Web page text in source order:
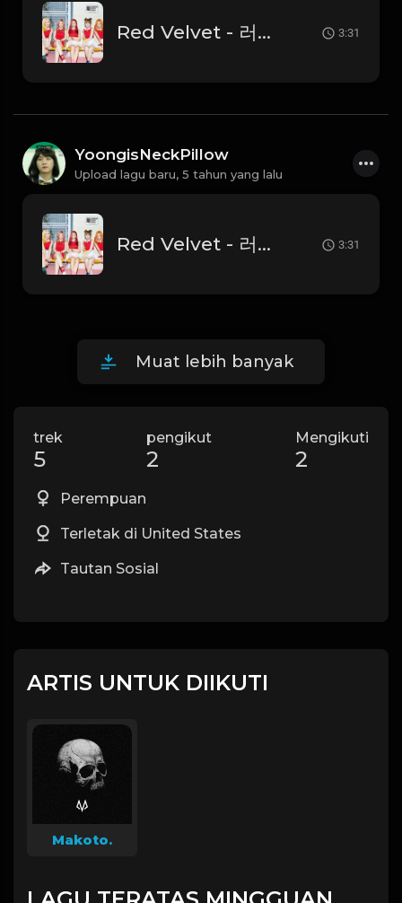
Red Velvet - 러시안 룰렛 (Russian Roulette) 3:31
YoongisNeckPillow
Upload lagu baru, 5 tahun yang lalu
Red Velvet - 러시안 룰렛 (Russian Roulette) 3:31
Muat lebih banyak
trek
5
pengikut
2
Mengikuti
2
Perempuan
Terletak di United States
Tautan Sosial
ARTIS UNTUK DIIKUTI
Makoto.